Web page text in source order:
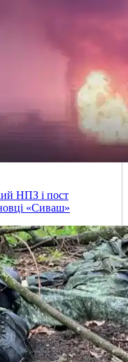
НПЗ і пост
«Сиваш»